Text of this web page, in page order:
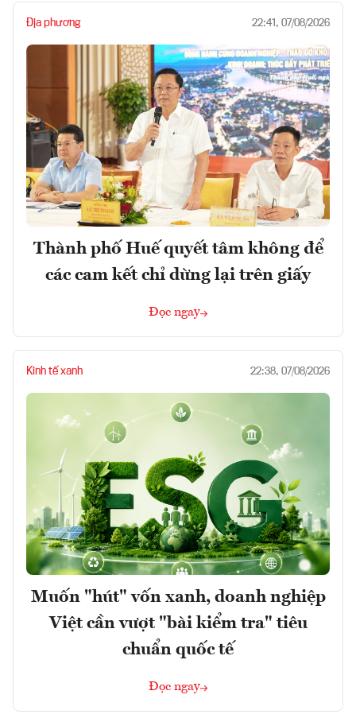
Địa phương 22:41, 07/08/2026
Thành phố Huế quyết tâm không để
các cam kết chỉ dừng lại trên giấy
Đọc ngay
Kinh tế xanh 22:38, 07/08/2026
Muốn "hút" vốn xanh, doanh nghiệp
Việt cần vượt "bài kiểm tra" tiêu
chuẩn quốc tế
Đọc ngay